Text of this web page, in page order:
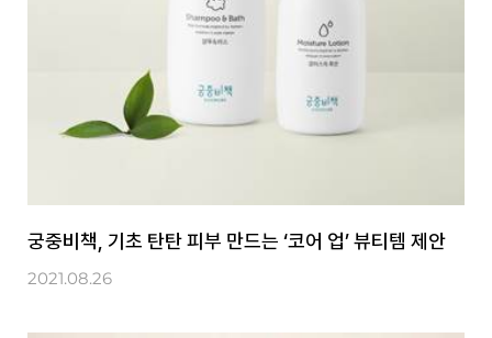
궁중비책, 기초 탄탄 피부 만드는 ‘코어 업’ 뷰티템 제안
2021.08.26